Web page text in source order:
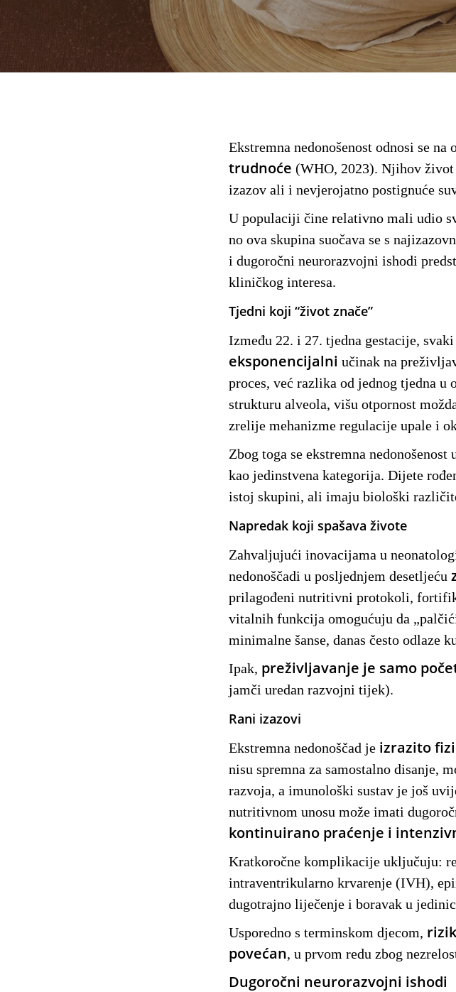
Ekstremna nedonošenost odnosi se na
trudnoće (WHO, 2023). Njihov
izazov ali i nevjerojatno postignuće
U populaciji čine relativno mali udio
no ova skupina suočava se s
i dugoročni neurorazvojni ishodi
kliničkog interesa.
Tjedni koji “život znače”
Između 22. i 27. tjedna gestacije,
eksponencijalni učinak na
proces, već razlika od jednog tjedna
strukturu alveola, višu otpornost
zrelije mehanizme regulacije upale i
Zbog toga se ekstremna
kao jedinstvena kategorija. Dijete
istoj skupini, ali imaju biološki
Napredak koji spašava živote
Zahvaljujući inovacijama u
nedonoščadi u posljednjem desetljeću
prilagođeni nutritivni protokoli,
vitalnih funkcija omogućuju da
minimalne šanse, danas često odlaze
Ipak, preživljavanje je samo
jamči uredan razvojni tijek).
Rani izazovi
Ekstremna nedonoščad je izrazito
nisu spremna za samostalno disanje,
razvoja, a imunološki sustav je još
nutritivnom unosu može imati
kontinuirano praćenje i
Kratkoročne komplikacije uključuju:
intraventrikularno krvarenje (IVH),
dugotrajno liječenje i boravak u
Usporedno s terminskom djecom,
povećan, u prvom redu zbog
Dugoročni neurorazvojni ishodi